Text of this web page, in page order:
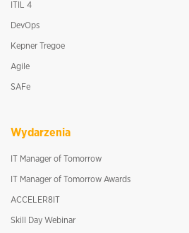
ITIL 4
DevOps
Kepner Tregoe
Agile
SAFe
Wydarzenia
IT Manager of Tomorrow
IT Manager of Tomorrow Awards
ACCELER8IT
Skill Day Webinar